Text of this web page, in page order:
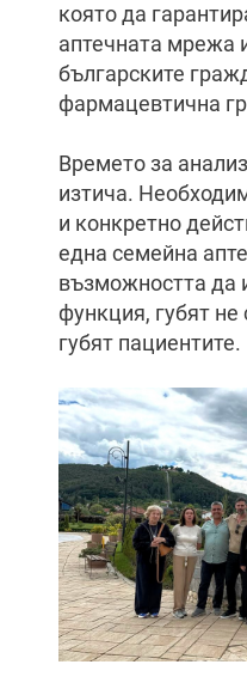
която да
аптечната мрежа
българските
фармацевтична
Времето за
изтича.
и конкретно
една семейна
възможността да
функция, губят
губят пациентите.